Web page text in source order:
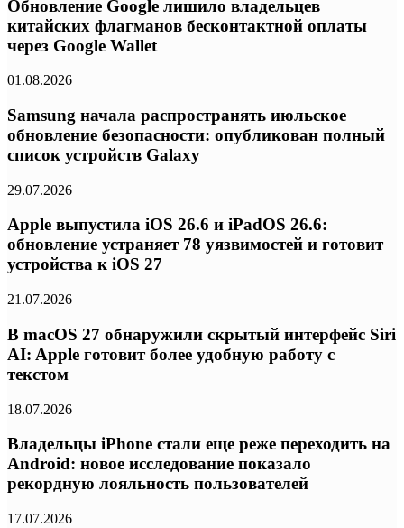
Обновление Google лишило владельцев
китайских флагманов бесконтактной оплаты
через Google Wallet
01.08.2026
Samsung начала распространять июльское
обновление безопасности: опубликован полный
список устройств Galaxy
29.07.2026
Apple выпустила iOS 26.6 и iPadOS 26.6:
обновление устраняет 78 уязвимостей и готовит
устройства к iOS 27
21.07.2026
В macOS 27 обнаружили скрытый интерфейс Siri
AI: Apple готовит более удобную работу с
текстом
18.07.2026
Владельцы iPhone стали еще реже переходить на
Android: новое исследование показало
рекордную лояльность пользователей
17.07.2026